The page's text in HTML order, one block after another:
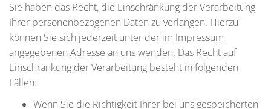
Sie haben das Recht, die Einschränkung der Verarbeitung
Ihrer personenbezogenen Daten zu verlangen. Hierzu
können Sie sich jederzeit unter der im Impressum
angegebenen Adresse an uns wenden. Das Recht auf
Einschränkung der Verarbeitung besteht in folgenden
Fällen:
Wenn Sie die Richtigkeit Ihrer bei uns gespeicherten